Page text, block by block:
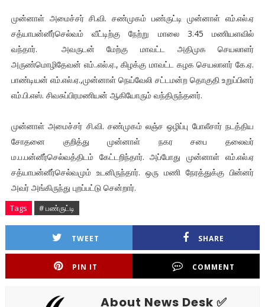
முன்னாள் அமைச்சர் சி.வி. சண்முகம் பண்ருட்டி முன்னாள் எம்.எல்.ஏ
சத்யாபன்னீர்செல்வம் வீட்டிற்கு நேற்று மாலை 3.45 மணியளவில்
வந்தார். அவருடன் மேற்கு மாவட்ட அதிமுக செயலாளர்
அருண்மொழிதேவன் எம்..எல்.ஏ., கிழக்கு மாவட்ட கழக செயலாளர் கே.ஏ.
பாண்டியன் எம்.எல்.ஏ.,முன்னாள் நெய்வேலி சட்டமன்ற தொகுதி உறுப்பினர்
எம்.பி.எஸ். சிவசுப்பிரமணியன் ஆகியோரும் வந்திருந்தனர்.
முன்னாள் அமைச்சர் சி.வி. சண்முகம் லஞ்ச ஒழிப்பு போலீசார் நடத்திய
சோதனை குறித்து முன்னாள் நகர சபை தலைவர்
ம.ப.பன்னீர்செல்வத்திடம் கேட்டறிந்தார். அப்போது முன்னாள் எம்.எல்.ஏ
சத்யாபன்னீர்செல்வமும் உடனிருந்தார். ஒரு மணி நேரத்துக்கு பின்னர்
அவர் அங்கிருந்து புறப்பட்டு சென்றார்.
Tags # பண்ருட்டி
TWEET SHARE
PIN IT COMMENT
About News Desk ✅